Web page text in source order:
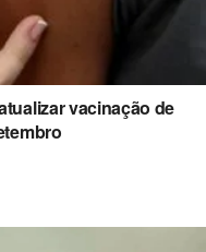
vacinação de